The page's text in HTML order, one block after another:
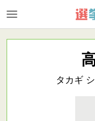
タカギ